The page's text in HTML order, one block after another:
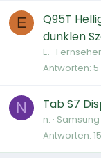
E
Q95T
dunklen
E. Fernseher
Antworten 5
N Tab S7
n.
Antworten 15